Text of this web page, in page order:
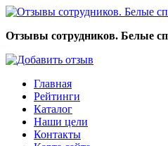
Отзывы сотрудников. Белые
Главная
Рейтинги
Каталог
Наши цели
Контакты